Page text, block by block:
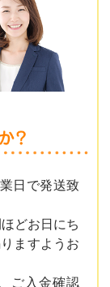
日で発送致
どお日にち
ますようお
ご入金確認